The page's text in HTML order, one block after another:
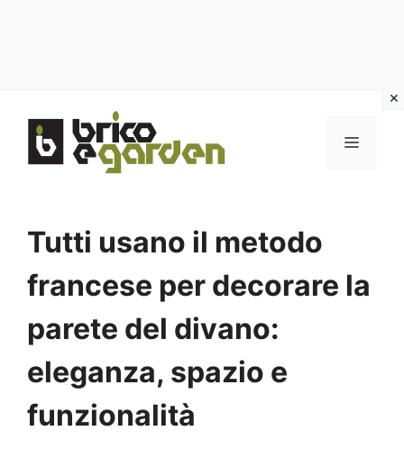
contenuto
MENU
Tutti usano il metodo
francese per decorare la
parete del divano:
eleganza, spazio e
funzionalità